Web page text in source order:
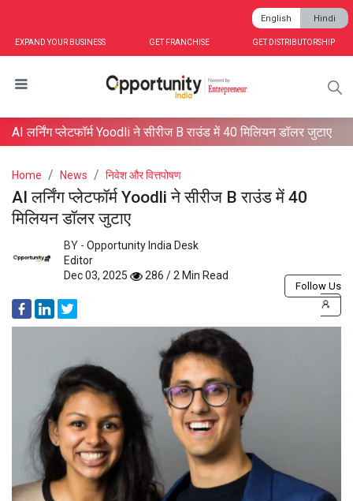
EXPAND YOUR BUSINESS GET FRANCHISE GET DISTRIBUTORSHIP
English Hindi
AI लर्निंग प्लेटफॉर्म Yoodli ने सीरीज B राउंड में 40 मिलियन डॉलर जुटाए
Home News निवेश और वित्तपोषण
AI लर्निंग प्लेटफॉर्म Yoodli ने सीरीज B राउंड में 40
मिलियन डॉलर जुटाए
BY - Opportunity India Desk
Editor
Dec 03, 2025
286 / 2 Min Read
Follow Us